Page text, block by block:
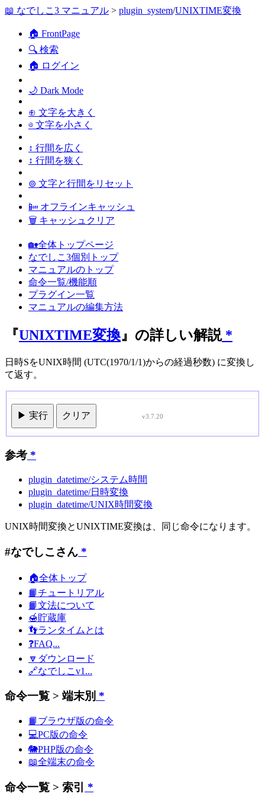
📖 なでしこ3 マニュアル > plugin_system/UNIXTIME変換
🏠 FrontPage
🔍 検索
🏠 ログイン
🌙 Dark Mode
⊕ 文字を大きく
⊖ 文字を小さく
↕ 行間を広く
↕ 行間を狭く
⊚ 文字と行間をリセット
📴 オフラインキャッシュ
🗑 キャッシュクリア
🏡全体トップページ
なでしこ3個別トップ
マニュアルのトップ
命令一覧/機能順
プラグイン一覧
マニュアルの編集方法
『UNIXTIME変換』の詳しい解説*
日時SをUNIX時間 (UTC(1970/1/1)からの経過秒数) に変換し
て返す。
▶ 実行 クリア v3.7.20
参考 *
plugin_datetime/システム時間
plugin_datetime/日時変換
plugin_datetime/UNIX時間変換
UNIX時間変換とUNIXTIME変換は、同じ命令になります。
#なでしこさん *
🏠全体トップ
📙チュートリアル
📙文法について
🍯貯蔵庫
👣ランタイムとは
❓FAQ...
🔽ダウンロード
🔗なでしこv1...
命令一覧 > 端末別 *
📙ブラウザ版の命令
💻PC版の命令
🐘PHP版の命令
📖全端末の命令
命令一覧 > 索引 *